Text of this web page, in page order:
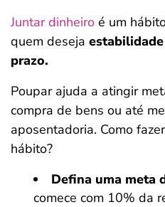
Juntar dinheiro é um
quem deseja
prazo.
Poupar ajuda a atingir
compra de bens ou até
aposentadoria. Como
hábito?
Defina uma meta
comece com 10% da